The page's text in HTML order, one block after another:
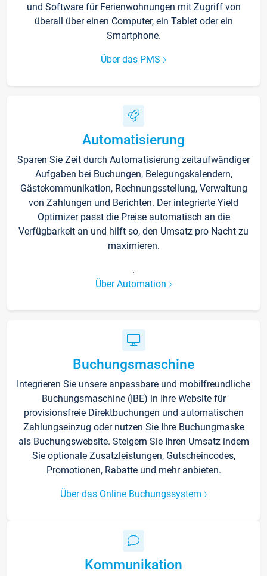
und Software für Ferienwohnungen mit Zugriff von
überall über einen Computer, ein Tablet oder ein
Smartphone.
Über das PMS
Automatisierung
Sparen Sie Zeit durch Automatisierung zeitaufwändiger
Aufgaben bei Buchungen, Belegungskalendern,
Gästekommunikation, Rechnungsstellung, Verwaltung
von Zahlungen und Berichten. Der integrierte Yield
Optimizer passt die Preise automatisch an die
Verfügbarkeit an und hilft so, den Umsatz pro Nacht zu
maximieren.
.
Über Automation
Buchungsmaschine
Integrieren Sie unsere anpassbare und mobilfreundliche
Buchungsmaschine (IBE) in Ihre Website für
provisionsfreie Direktbuchungen und automatischen
Zahlungseinzug oder nutzen Sie Ihre Buchungmaske
als Buchungswebsite. Steigern Sie Ihren Umsatz indem
Sie optionale Zusatzleistungen, Gutscheincodes,
Promotionen, Rabatte und mehr anbieten.
Über das Online Buchungssystem
Kommunikation